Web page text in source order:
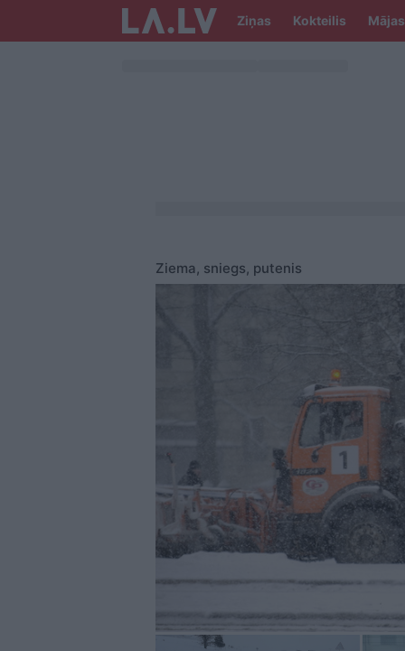
Ziņas Kokteilis Mājas
Ziema, sniegs, putenis